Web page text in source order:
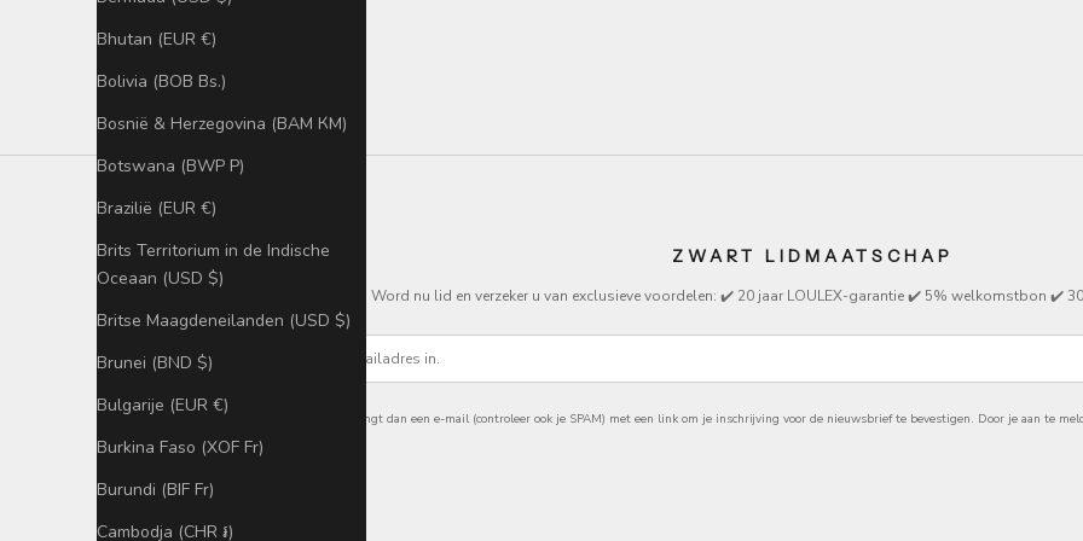
Bhutan (EUR €)
Bolivia (BOB Bs.)
Bosnië & Herzegovina (BAM КМ)
Botswana (BWP P)
Brazilië (EUR €)
Brits Territorium in de Indische
Oceaan (USD $)
Britse Maagdeneilanden (USD $)
Brunei (BND $)
Bulgarije (EUR €)
Burkina Faso (XOF Fr)
Burundi (BIF Fr)
Cambodja (CHR ៛)
CAMERATAS-PLATINA
ZWART LIDMAATSCHAP
Word nu lid en verzeker u van exclusievevoordelen: ✔️ 20 jaar LOULEX-garantie ✔️ 5% welkomstbon ✔️
BELANGRIJK: Je ontvangt dan een e-mail (controleer ook je SPAM) met een link om je inschrijving voor de nieuwsbrief te bevestigen. Door je aan te